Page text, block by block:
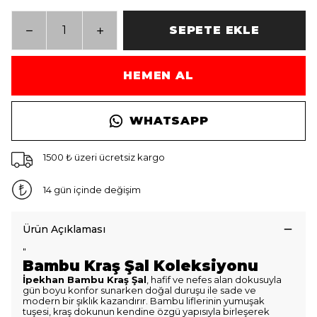
SEPETE EKLE
HEMEN AL
WHATSAPP
1500 ₺ üzeri ücretsiz kargo
14 gün içinde değişim
Ürün Açıklaması
"
Bambu Kraş Şal Koleksiyonu
İpekhan Bambu Kraş Şal , hafif ve nefes alan dokusuyla
gün boyu konfor sunarken doğal duruşu ile sade ve
modern bir şıklık kazandırır. Bambu liflerinin yumuşak
tuşesi, kraş dokunun kendine özgü yapısıyla birleşerek